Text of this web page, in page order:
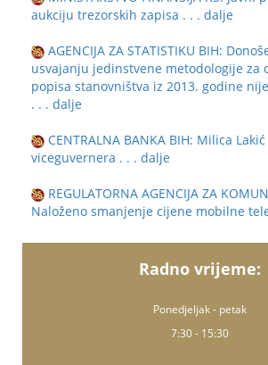
aukciju trezorskih zapisa . . . dalje
AGENCIJA ZA STATISTIKU BIH:
usvajanju jedinstvene metodologije za
popisa stanovništva iz 2013. godine
. . . dalje
CENTRALNA BANKA BIH: Milica
viceguvernera . . . dalje
REGULATORNA AGENCIJA ZA
Naloženo smanjenje cijene mobilne
Radno vrijeme:
Ponedjeljak - petak
7:30 - 15:30